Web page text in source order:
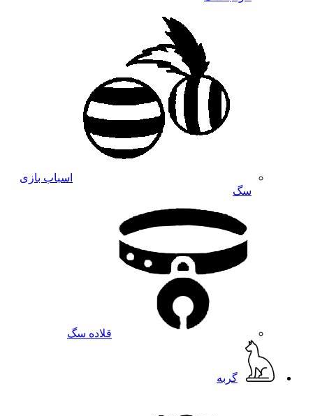
اسباب بازی
سگ
قلاده سگ
گربه